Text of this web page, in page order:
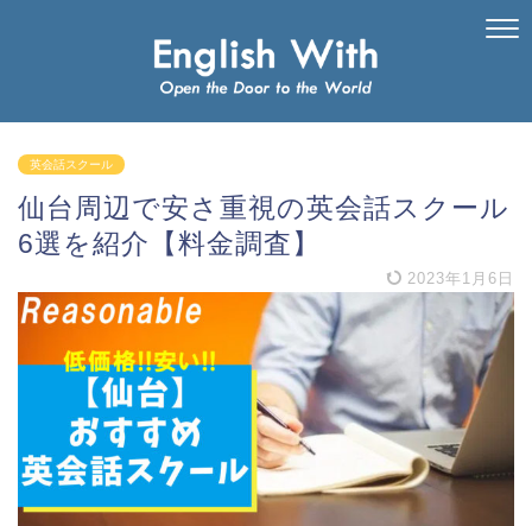
英会話スクール
仙台周辺で安さ重視の英会話スクール
6選を紹介【料金調査】
2023年1月6日